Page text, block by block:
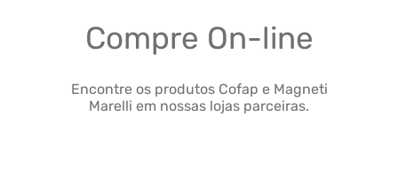
Compre On-line
Encontre os produtos Cofap e Magneti
Marelli em nossas lojas parceiras.